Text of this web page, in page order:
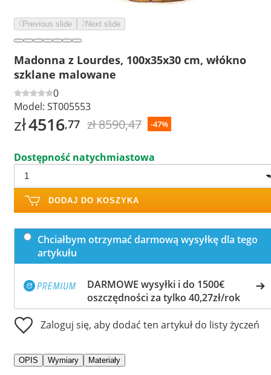
Previous slide Next slide
Madonna z Lourdes, 100x35x30 cm, włókno
szklane malowane
0
Model: ST005553
zł4516,77 zł 8590,47 -47%
Dostępność natychmiastowa
DODAJ DO KOSZYKA
Chciałbym otrzymać darmową wysyłkę dla tego
artykułu
DARMOWE wysyłki i do 1500€
oszczędności za tylko 40,27zł/rok
Zaloguj się, aby dodać ten artykuł do listy życzeń
OPIS Wymiary Materiały